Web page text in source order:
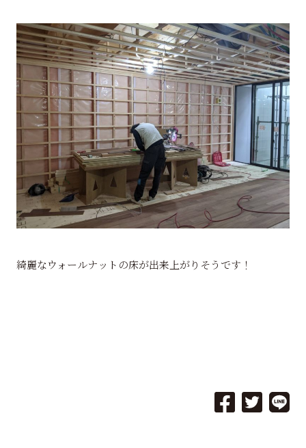
綺麗なウォールナットの床が出来上がりそうです！